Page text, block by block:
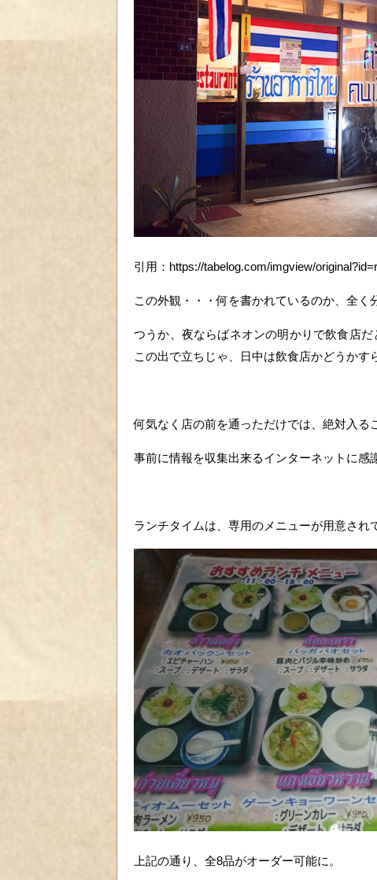
引用：https://tabelog.com/imgview/
この外観・・・何を書かれているのか、全く
つうか、夜ならばネオンの明かりで飲食店
この出で立ちじゃ、日中は飲食店かどうかす
何気なく店の前を通っただけでは、絶対入る
事前に情報を収集出来るインターネットに感
ランチタイムは、専用のメニューが用意され
上記の通り、全8品がオーダー可能に。